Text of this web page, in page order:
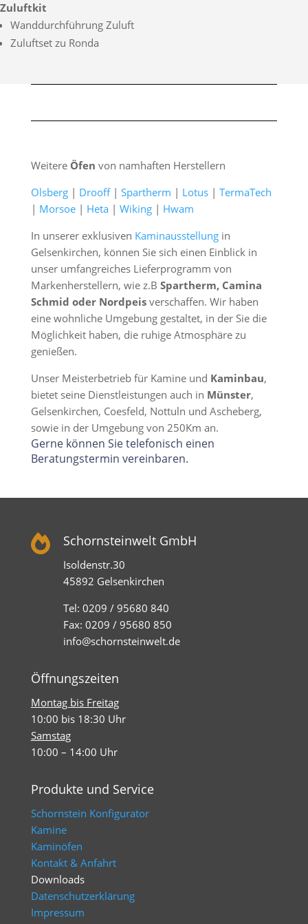
Zuluftkit
Wanddurchführung Zuluft
Zuluftset zu Ronda
Weitere Öfen von namhaften Herstellern
Olsberg| Drooff| Spartherm | Lotus| TermaTech
| Morsoe| Heta| Wiking| Hwam
In unserer exklusiven Kaminausstellungin
Gelsenkirchen, können Sie sich einen Einblick in
unser umfangreiches Lieferprogramm von
Markenherstellern, wie z.B Spartherm, Camina
Schmid oder Nordpeisverschaffen. Wir haben
eine wohnliche Umgebung gestaltet, in der Sie die
Möglichkeit haben, die ruhige Atmosphäre zu
genießen.
Unser Meisterbetrieb für Kamine und Kaminbau,
bietet seine Dienstleistungen auch in Münster,
Gelsenkirchen, Coesfeld, Nottuln und Ascheberg,
sowie in der Umgebung von 250Km an.
Gerne können Sie telefonisch einen
Beratungstermin vereinbaren.
 Schornsteinwelt GmbH
Isoldenstr.30
45892 Gelsenkirchen
Tel: 0209 / 95680 840
Fax: 0209 / 95680 850
info@schornsteinwelt.de
Öffnungszeiten
Montag bis Freitag
10:00 bis 18:30 Uhr
Samstag
10:00 – 14:00 Uhr
Produkte und Service
Schornstein Konfigurator
Kamine
Kaminöfen
Kontakt & Anfahrt
Downloads
Datenschutzerklärung
Impressum